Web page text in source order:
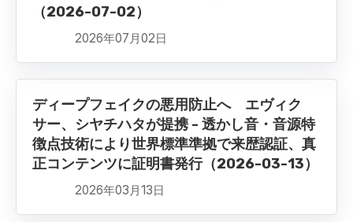
（2026-07-02）
2026年07月02日
ディープフェイクの悪用防止へ エヴィク
サー、シヤチハタが提携 - 透かし音・音源特
徴点技術により世界標準準拠で来歴認証、真
正コンテンツに証明書発行（2026-03-13）
2026年03月13日